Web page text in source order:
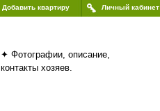
Личный кабинет
Добавить квартиру
✦ Фотографии, описание,
контакты хозяев.